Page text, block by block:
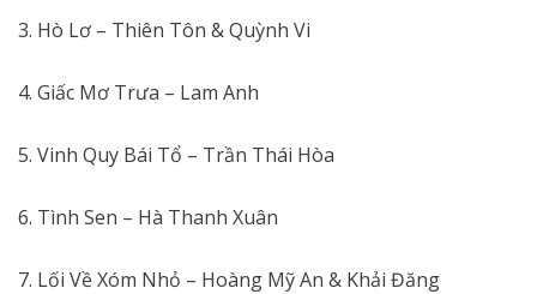
3. Hò Lơ – Thiên Tôn & Quỳnh Vi
4. Giấc Mơ Trưa – Lam Anh
5. Vinh Quy Bái Tổ – Trần Thái Hòa
6. Tình Sen – Hà Thanh Xuân
7. Lối Về Xóm Nhỏ – Hoàng Mỹ An & Khải Đăng